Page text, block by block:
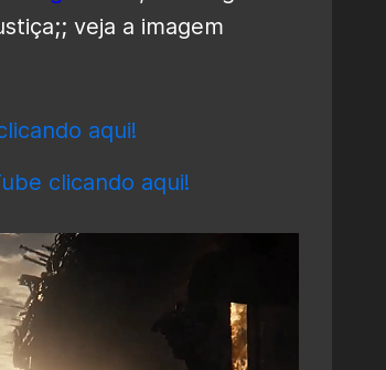
veja a imagem
aqui!
clicando aqui!